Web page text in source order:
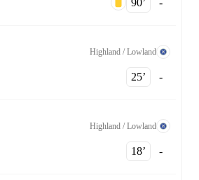
90‎’‎ -
Highland / Lowland
25‎’‎ -
Highland / Lowland
18‎’‎ -